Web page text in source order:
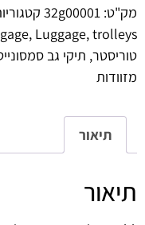
מק"ט: 32g00001
, Luggage,trolleys
טוריסטר, תיקי גב
מזוודות
תיאור
תיאור